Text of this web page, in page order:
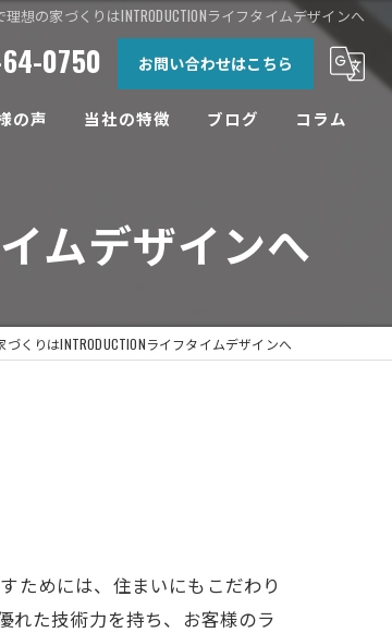
想の家づくりはINTRODUCTIONライフタイムデザインへ
0750 お問い合わせはこちら
の声 当社の特徴
土地
工務店
ブログ コラム
ムデザインへ
くりはINTRODUCTIONライフタイムデザインへ
ためには、住まいにもこだわり
れた技術力を持ち、お客様のラ